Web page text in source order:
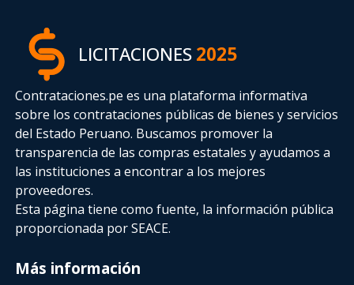
LICITACIONES2025
Contrataciones.pe es una plataforma informativa
sobre los contrataciones públicas de bienes y servicios
del Estado Peruano. Buscamos promover la
transparencia de las compras estatalesy ayudamos a
las instituciones a encontrar a los mejores
proveedores.
Esta página tiene como fuente, la información pública
proporcionada por SEACE.
Más información